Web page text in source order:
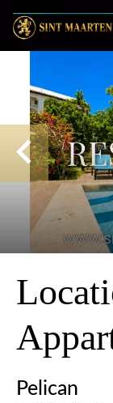
Pelican